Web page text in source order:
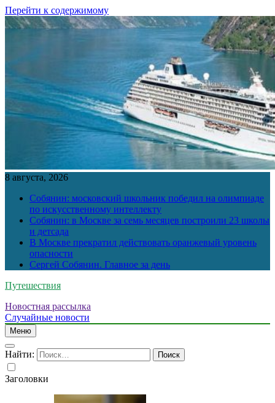
Перейти к содержимому
8 августа, 2026
Собянин: московский школьник победил на олимпиаде
по искусственному интеллекту
Собянин: в Москве за семь месяцев построили 23 школы
и детсада
В Москве прекратил действовать оранжевый уровень
опасности
Сергей Собянин. Главное за день
Путешествия
Новостная рассылка
Случайные новости
Меню
Найти:
Заголовки